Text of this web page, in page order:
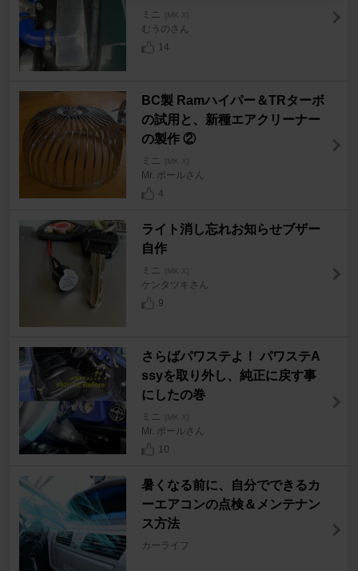
ミニ [MK X]
むうのさん
14
BC製 Ramハイパー＆TRターボ
の試用と、新種エアクリーナー
の製作 ②
ミニ [MK X]
Mr. ポールさん
4
ライト消し忘れお知らせブザー
自作
ミニ [MK X]
ケンタツキさん
9
さらばパワステよ！ パワステA
ssyを取り外し、純正に戻す事
にしたの巻
ミニ [MK X]
Mr. ポールさん
10
暑くなる前に、自分でできるカ
ーエアコンの点検＆メンテナン
ス方法
カーライフ